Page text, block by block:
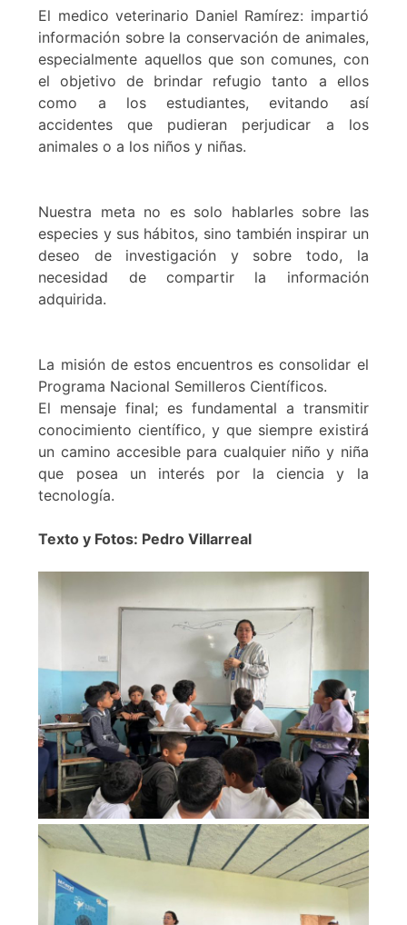
El medico veterinario Daniel Ramírez: impartió
información sobre la conservación de animales,
especialmente aquellos que son comunes, con
el objetivo de brindar refugio tanto a ellos
como a los estudiantes, evitando así
accidentes que pudieran perjudicar a los
animales o a los niños y niñas.
Nuestra meta no es solo hablarles sobre las
especies y sus hábitos, sino también inspirar un
deseo de investigación y sobre todo, la
necesidad de compartir la información
adquirida.
La misión de estos encuentros es consolidar el
Programa Nacional Semilleros Científicos.
El mensaje final; es fundamental a transmitir
conocimiento científico, y que siempre existirá
un camino accesible para cualquier niño y niña
que posea un interés por la ciencia y la
tecnología.
Texto y Fotos: Pedro Villarreal